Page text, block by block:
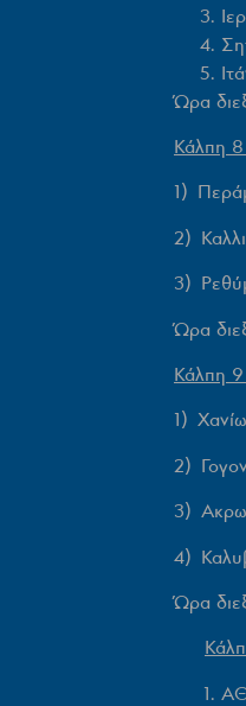
Ώρα
Κάλπη
1)
2)
3)
Ώρα
Κάλπη
1)
2)
3)
4)
Ώρα